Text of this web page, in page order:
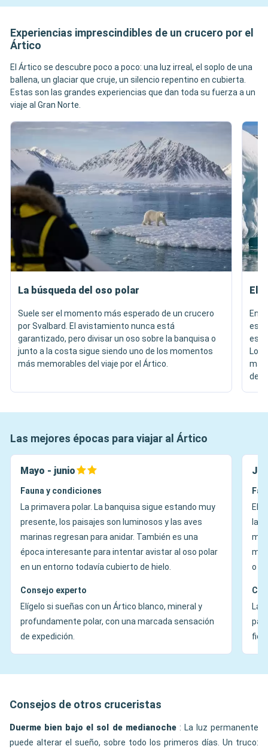
Experiencias imprescindibles de un crucero por el
Ártico
El Ártico se descubre poco a poco: una luz irreal, el soplo de una
ballena, un glaciar que cruje, un silencio repentino en cubierta.
Estas son las grandes experiencias que dan toda su fuerza a un
viaje al Gran Norte.
La búsqueda del oso polar
Suele ser el momento más esperado de un crucero
por Svalbard. El avistamiento nunca está
garantizado, pero divisar un oso sobre la banquisa o
junto a la costa sigue siendo uno de los momentos
más memorables del viaje por el Ártico.
El
En
Los
de
Las mejores épocas para viajar al Ártico
Mayo - junio
Fauna y condiciones
La primavera polar. La banquisa sigue estando muy
presente, los paisajes son luminosos y las aves
marinas regresan para anidar. También es una
época interesante para intentar avistar al oso polar
en un entorno todavía cubierto de hielo.
Consejo experto
Elígelo si sueñas con un Ártico blanco, mineral y
profundamente polar, con una marcada sensación
de expedición.
El
la
o el
La
Consejos de otros cruceristas
Duerme bien bajo el sol de medianoche: La luz permanente
puede alterar el sueño, sobre todo los primeros días. Un truco: